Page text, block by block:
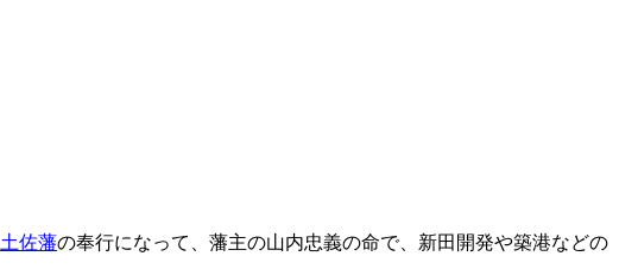
土佐藩の奉行になって、藩主の山内忠義の命で、新田開発や築港などの